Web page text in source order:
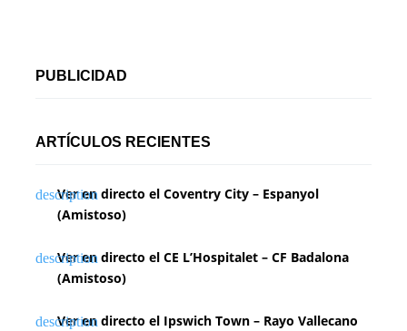
PUBLICIDAD
ARTÍCULOS RECIENTES
Ver en directo el Coventry City – Espanyol
(Amistoso)
Ver en directo el CE L’Hospitalet – CF Badalona
(Amistoso)
Ver en directo el Ipswich Town – Rayo Vallecano